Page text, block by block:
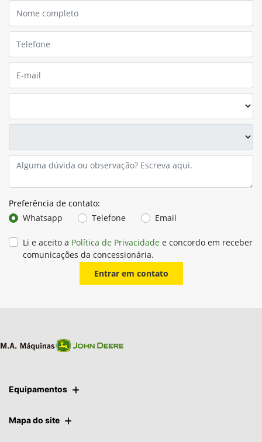
Preferência de contato:
Whatsapp
Telefone Email
Li e aceito a Política de Privacidade e concordo em receber
comunicações da concessionária.
Entrar em contato
Equipamentos
Mapa do site